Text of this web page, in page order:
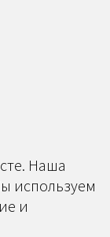
Наша
используем
и